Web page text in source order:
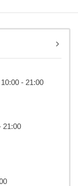
- 21:00
21:00